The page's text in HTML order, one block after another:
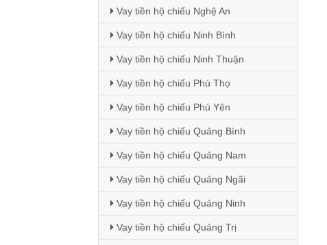
Vay tiền hộ chiếu Nghệ An
Vay tiền hộ chiếu Ninh Bình
Vay tiền hộ chiếu Ninh Thuận
Vay tiền hộ chiếu Phú Thọ
Vay tiền hộ chiếu Phú Yên
Vay tiền hộ chiếu Quảng Bình
Vay tiền hộ chiếu Quảng Nam
Vay tiền hộ chiếu Quảng Ngãi
Vay tiền hộ chiếu Quảng Ninh
Vay tiền hộ chiếu Quảng Trị